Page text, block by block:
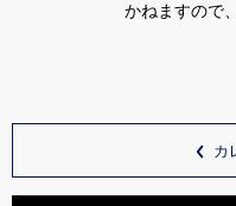
かねますので
カ